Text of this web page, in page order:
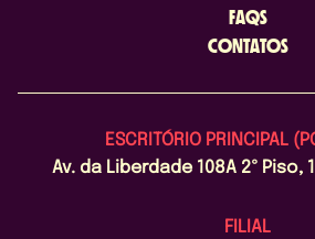
FAQS
CONTATOS
ESCRITÓRIO PRINCIPAL
Av. da Liberdade 108A 2º Piso,
FILIAL